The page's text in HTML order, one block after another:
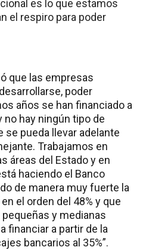
es lo que estamos
el respiro para poder
que las empresas
poder
años se han financiado a
no hay ningún tipo de
pueda llevar adelante
Trabajamos en
áreas del Estado y en
haciendo el Banco
de manera muy fuerte la
el orden del 48% y que
y medianas
financiar a partir de la
bancarios al 35%”.